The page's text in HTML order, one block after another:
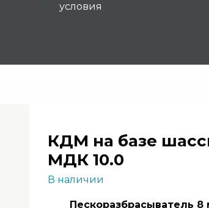
условия
КДМ на базе
МДК 10.0
В наличии
Пескоразбрасыватель 8